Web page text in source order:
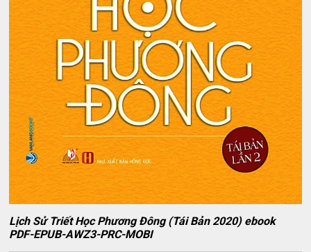
Lịch Sử Triết Học Phương Đông (Tái Bản 2020) ebook
PDF-EPUB-AWZ3-PRC-MOBI